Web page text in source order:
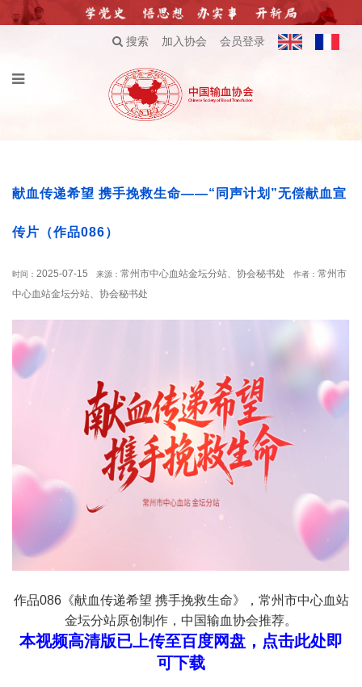
搜索 加入协会 会员登录
献血传递希望 携手挽救生命——“同声计划”无偿献血宣
传片（作品086）
时间： 2025-07-15 来源： 常州市中心血站金坛分站、协会秘书处 作者： 常州市
中心血站金坛分站、协会秘书处
作品086《献血传递希望 携手挽救生命》，常州市中心血站
金坛分站原创制作，中国输血协会推荐。
本视频高清版已上传至百度网盘，点击此处即
可下载